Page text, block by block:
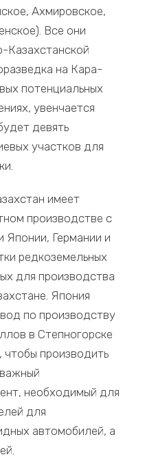
Ахмировское,
Все они
Казахстанской
на Кара-
потенциальных
увенчается
девять
участков для
имеет
производстве с
Германии и
редкоземельных
для производства
Япония
по производству
в Степногорске
чтобы производить
необходимый для
для
автомобилей, а